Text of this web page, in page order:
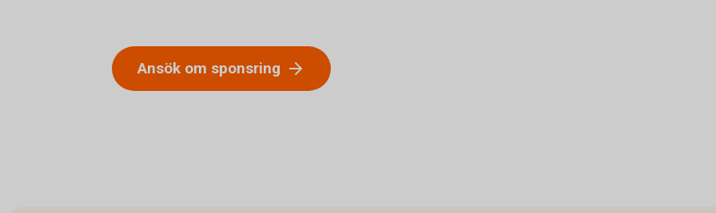
Ansök om sponsring